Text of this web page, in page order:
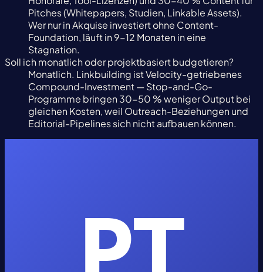
Pitches (Whitepapers, Studien, Linkable Assets).
Wer nur in Akquise investiert ohne Content-
Foundation, läuft in 9-12 Monaten in eine
Stagnation.
Soll ich monatlich oder projektbasiert budgetieren?
Monatlich. Linkbuilding ist Velocity-getriebenes
Compound-Investment — Stop-and-Go-
Programme bringen 30-50 % weniger Output bei
gleichen Kosten, weil Outreach-Beziehungen und
Editorial-Pipelines sich nicht aufbauen können.